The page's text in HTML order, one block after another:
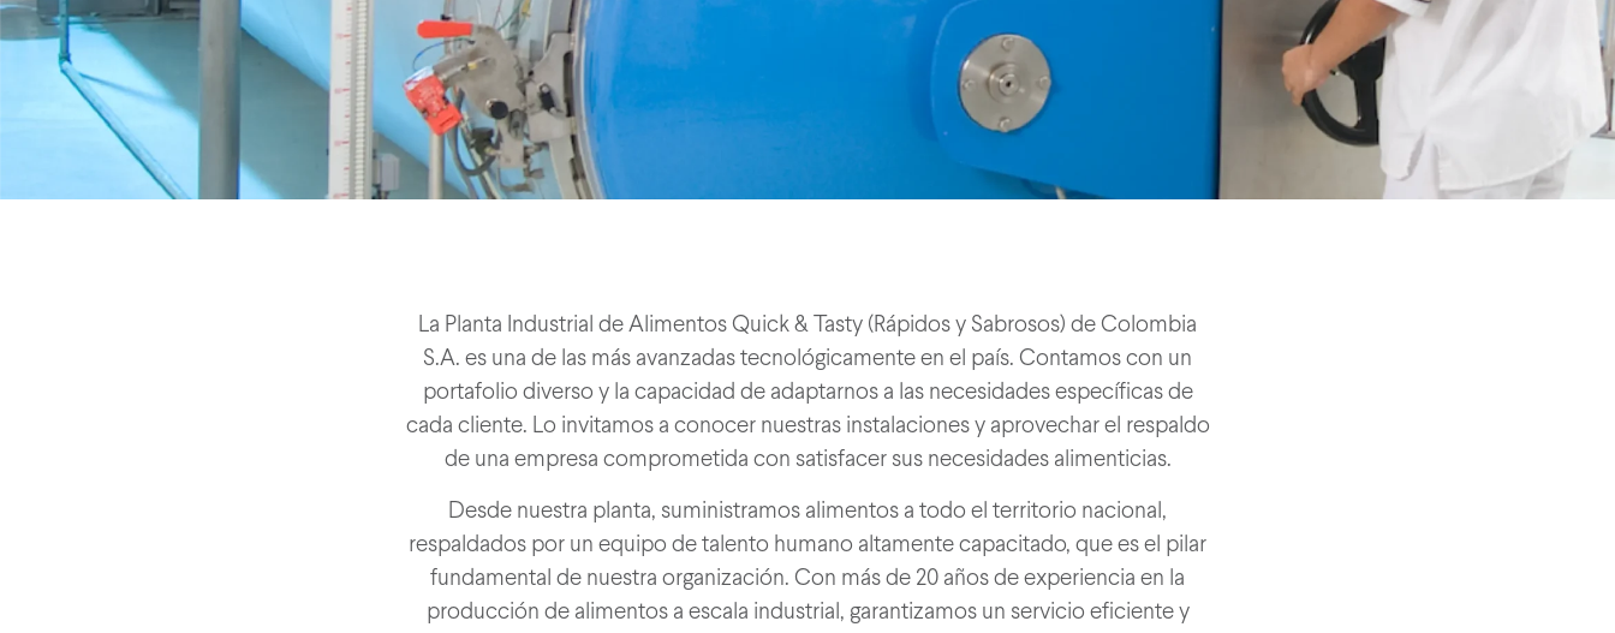
La Planta Industrial de Alimentos Quick & Tasty (Rápidos y Sabrosos) de Colombia
S.A. es una de las más avanzadas tecnológicamente en el país. Contamos con un
portafolio diverso y la capacidad de adaptarnos a las necesidades específicas de
cada cliente. Lo invitamos a conocer nuestras instalaciones y aprovechar el respaldo
de una empresa comprometida con satisfacer sus necesidades alimenticias.
Desde nuestra planta, suministramos alimentos a todo el territorio nacional,
respaldados por un equipo de talento humano altamente capacitado, que es el pilar
fundamental de nuestra organización. Con más de 20 años de experiencia en la
producción de alimentos a escala industrial, garantizamos un servicio eficiente y